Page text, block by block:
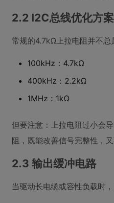
2.2 I2C总线优化方案
常规的4.7kΩ上拉电阻并不总
100kHz：4.7kΩ
400kHz：2.2kΩ
1MHz：1kΩ
但要注意：上拉电阻过小会
阻，既能改善信号完整性，又
2.3 输出缓冲电路
当驱动长电缆或容性负载时